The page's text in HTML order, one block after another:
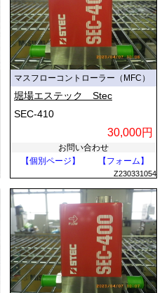
マスフローコントローラー（MFC）
堀場エステック Stec
SEC-410
30,000円
お問い合わせ
【個別ページ】
【フォーム】
Z230331054